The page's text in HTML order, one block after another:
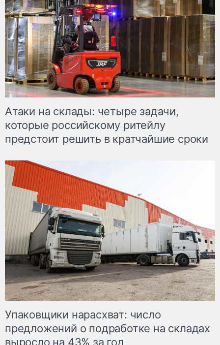
Атаки на склады: четыре задачи,
которые российскому ритейлу
предстоит решить в кратчайшие сроки
Упаковщики нарасхват: число
предложений о подработке на складах
выросло на 43% за год